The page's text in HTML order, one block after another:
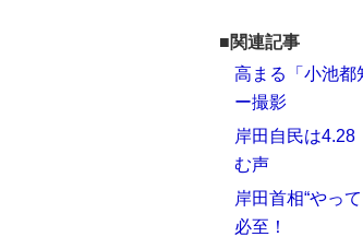
■関連記事
高まる「小池都
ー撮影
岸田自民は4.28
む声
岸田首相“やっ
必至！